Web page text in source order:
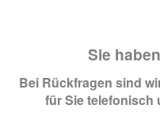
Sie
Bei Rückfragen sind
für Sie telefonisch